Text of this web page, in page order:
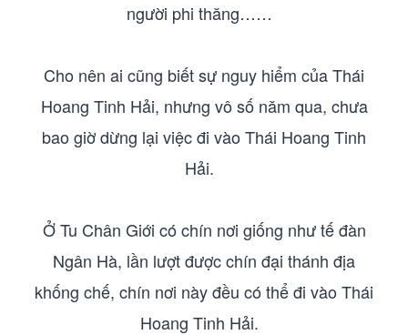
người phi thăng……
Cho nên ai cũng biết sự nguy hiểm của Thái
Hoang Tinh Hải, nhưng vô số năm qua, chưa
bao giờ dừng lại việc đi vào Thái Hoang Tinh
Hải.
Ở Tu Chân Giới có chín nơi giống như tế đàn
Ngân Hà, lần lượt được chín đại thánh địa
khống chế, chín nơi này đều có thể đi vào Thái
Hoang Tinh Hải.